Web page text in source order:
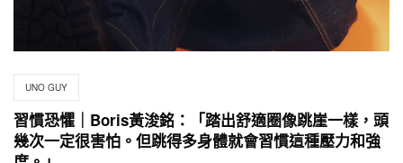
UNO GUY
習慣恐懼｜Boris黃浚銘：「踏出舒適圈像跳崖一樣，頭
幾次一定很害怕。但跳得多身體就會習慣這種壓力和強